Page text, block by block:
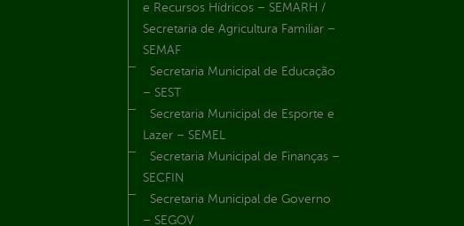
e Recursos Hídricos – SEMARH /
Secretaria de Agricultura Familiar –
SEMAF
Secretaria Municipal de Educação
– SEST
Secretaria Municipal de Esporte e
Lazer – SEMEL
Secretaria Municipal de Finanças –
SECFIN
Secretaria Municipal de Governo
– SEGOV